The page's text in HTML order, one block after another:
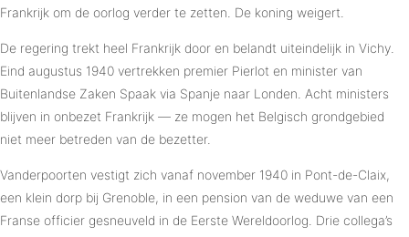
Frankrijk om de oorlog verder te zetten. De koning weigert.
De regering trekt heel Frankrijk door en belandt uiteindelijk in Vichy.
Eind augustus 1940 vertrekken premier Pierlot en minister van
Buitenlandse Zaken Spaak via Spanje naar Londen. Acht ministers
blijven in onbezet Frankrijk — ze mogen het Belgisch grondgebied
niet meer betreden van de bezetter.
Vanderpoorten vestigt zich vanaf november 1940 in Pont-de-Claix,
een klein dorp bij Grenoble, in een pension van de weduwe van een
Franse officier gesneuveld in de Eerste Wereldoorlog. Drie collega’s